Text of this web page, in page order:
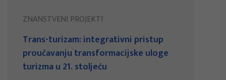
ZNANSTVENI PROJEKTI
Trans-turizam: integrativni pristup
proučavanju transformacijske uloge
turizma u 21. stoljeću